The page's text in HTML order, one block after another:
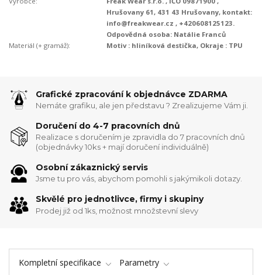
Hrušovany 61, 431 43 Hrušovany, kontakt:
info@freakwear.cz , +420608125123.
Odpovědná osoba: Natálie Franců
Materiál (+ gramáž):
Motiv : hliníková destička, Okraje : TPU
Grafické zpracování k objednávce ZDARMA
Nemáte grafiku, ale jen představu ? Zrealizujeme Vám ji.
Doručení do 4-7 pracovních dnů
Realizace s doručením je zpravidla do 7 pracovních dnů
(objednávky 10ks + mají doručení individuálně)
Osobní zákaznický servis
Jsme tu pro vás, abychom pomohli s jakýmikoli dotazy.
Skvělé pro jednotlivce, firmy i skupiny
Prodej již od 1ks, možnost množstevní slevy
Kompletní specifikace Parametry